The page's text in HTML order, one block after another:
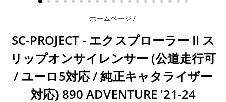
ホームページ /
SC-PROJECT - エクスプローラー II ス
リップオンサイレンサー (公道走行可
/ ユーロ5対応 / 純正キャタライザー
対応) 890 ADVENTURE '21-24